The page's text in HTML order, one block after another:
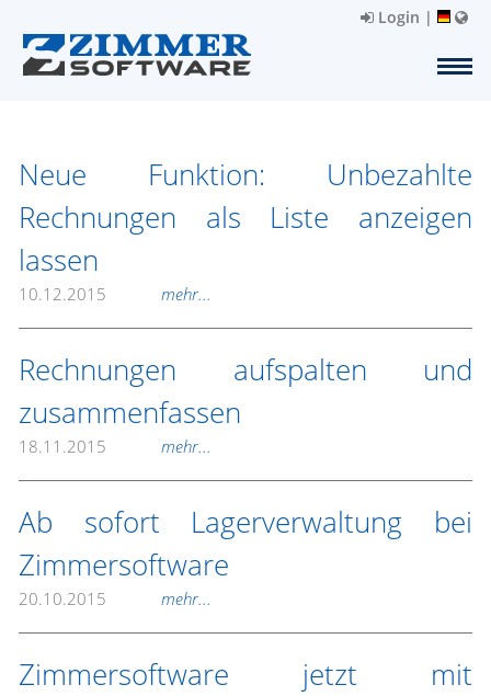
Login |
Neue Funktion: Unbezahlte
Rechnungen als Liste anzeigen
lassen
10.12.2015 mehr...
Rechnungen aufspalten und
zusammenfassen
18.11.2015 mehr...
Ab sofort Lagerverwaltung bei
Zimmersoftware
20.10.2015 mehr...
Zimmersoftware jetzt mit